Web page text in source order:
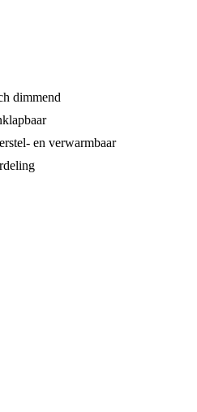
dimmend
en verwarmbaar